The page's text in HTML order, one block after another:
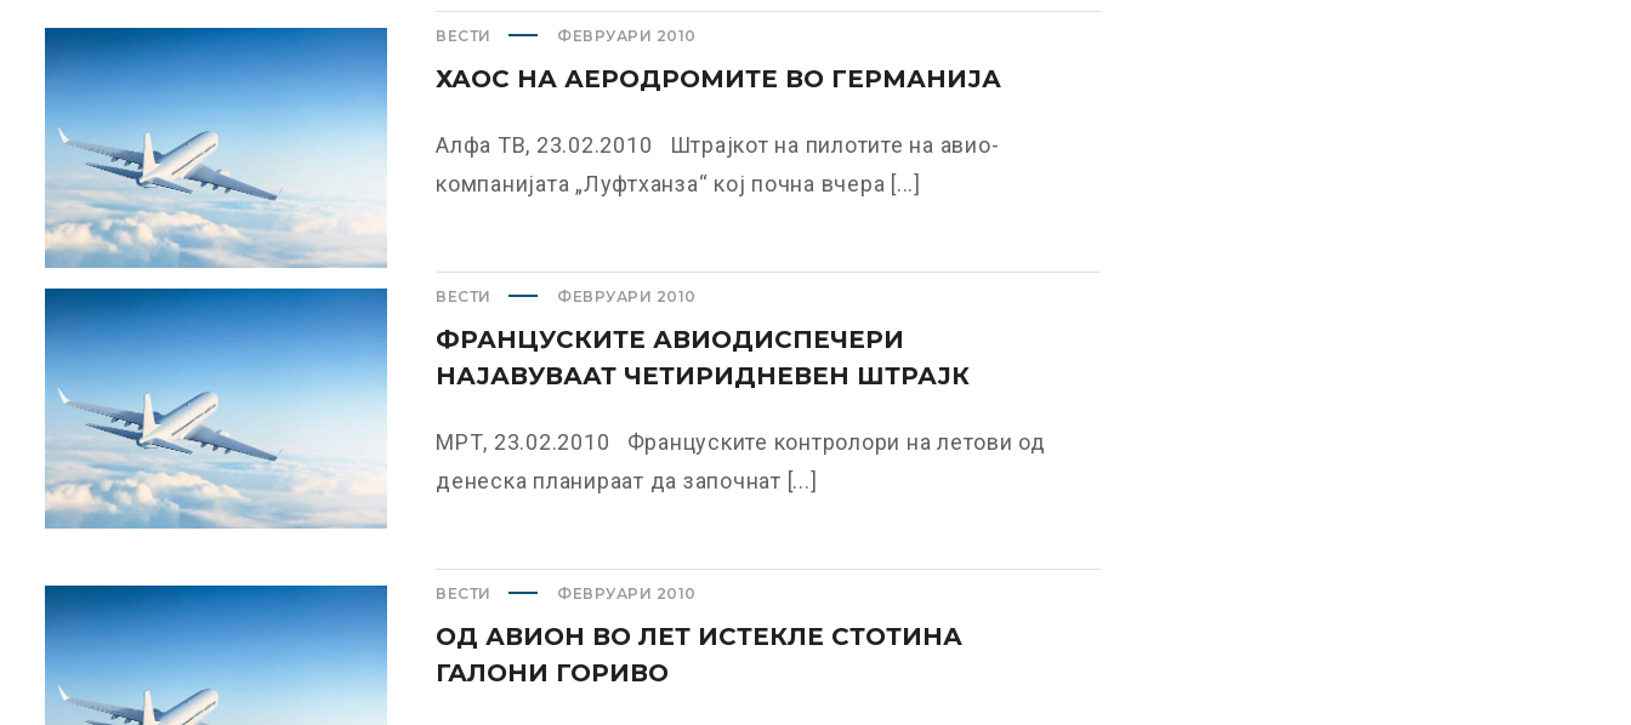
ВЕСТИ ФЕВРУАРИ 2010
ХАОС НА АЕРОДРОМИТЕ ВО ГЕРМАНИЈА
Алфа ТВ, 23.02.2010 Штрајкот на пилотите на авио-
компанијата „Луфтханза“ кој почна вчера [...]
ВЕСТИ ФЕВРУАРИ 2010
ФРАНЦУСКИТЕ АВИОДИСПЕЧЕРИ
НАЈАВУВААТ ЧЕТИРИДНЕВЕН ШТРАЈК
МРТ, 23.02.2010 Француските контролори на летови од
денеска планираат да започнат [...]
ВЕСТИ ФЕВРУАРИ 2010
ОД АВИОН ВО ЛЕТ ИСТЕКЛЕ СТОТИНА
ГАЛОНИ ГОРИВО